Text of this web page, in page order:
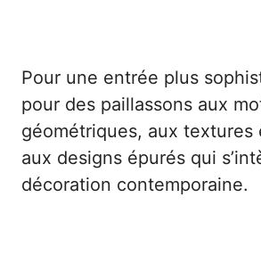
Pour une entrée plus
pour des paillassons aux
géométriques, aux textures
aux designs épurés qui
décoration contemporaine.